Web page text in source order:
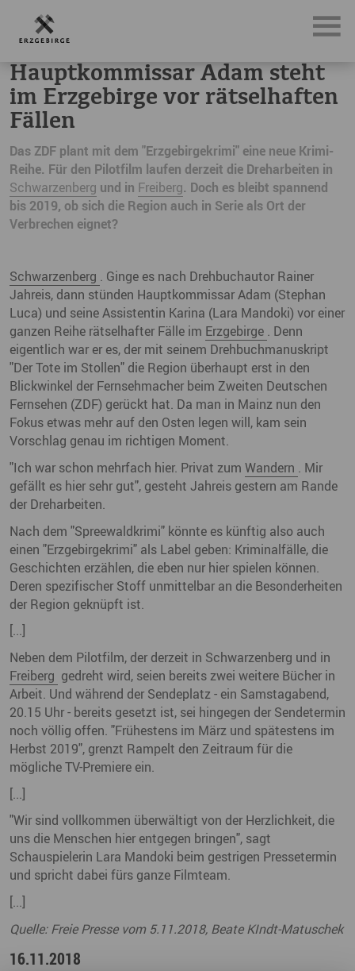
News, Neuigkeiten & Nachrichten aus dem Erzgebirge
Hauptkommissar Adam steht
im Erzgebirge vor rätselhaften
Fällen
Das ZDF plant mit dem "Erzgebirgekrimi" eine neue Krimi-
Reihe. Für den Pilotfilm laufen derzeit die Dreharbeiten in
Schwarzenberg und in Freiberg. Doch es bleibt spannend
bis 2019, ob sich die Region auch in Serie als Ort der
Verbrechen eignet?
Schwarzenberg . Ginge es nach Drehbuchautor Rainer
Jahreis, dann stünden Hauptkommissar Adam (Stephan
Luca) und seine Assistentin Karina (Lara Mandoki) vor einer
ganzen Reihe rätselhafter Fälle im Erzgebirge . Denn
eigentlich war er es, der mit seinem Drehbuchmanuskript
"Der Tote im Stollen" die Region überhaupt erst in den
Blickwinkel der Fernsehmacher beim Zweiten Deutschen
Fernsehen (ZDF) gerückt hat. Da man in Mainz nun den
Fokus etwas mehr auf den Osten legen will, kam sein
Vorschlag genau im richtigen Moment.
"Ich war schon mehrfach hier. Privat zum Wandern . Mir
gefällt es hier sehr gut", gesteht Jahreis gestern am Rande
der Dreharbeiten.
Nach dem "Spreewaldkrimi" könnte es künftig also auch
einen "Erzgebirgekrimi" als Label geben: Kriminalfälle, die
Geschichten erzählen, die eben nur hier spielen können.
Deren spezifischer Stoff unmittelbar an die Besonderheiten
der Region geknüpft ist.
[...]
Neben dem Pilotfilm, der derzeit in Schwarzenberg und in
Freiberg gedreht wird, seien bereits zwei weitere Bücher in
Arbeit. Und während der Sendeplatz - ein Samstagabend,
20.15 Uhr - bereits gesetzt ist, sei hingegen der Sendetermin
noch völlig offen. "Frühestens im März und spätestens im
Herbst 2019", grenzt Rampelt den Zeitraum für die
mögliche TV-Premiere ein.
[...]
"Wir sind vollkommen überwältigt von der Herzlichkeit, die
uns die Menschen hier entgegen bringen", sagt
Schauspielerin Lara Mandoki beim gestrigen Pressetermin
und spricht dabei fürs ganze Filmteam.
[...]
Quelle: Freie Presse vom 5.11.2018, Beate KIndt-Matuschek
16.11.2018